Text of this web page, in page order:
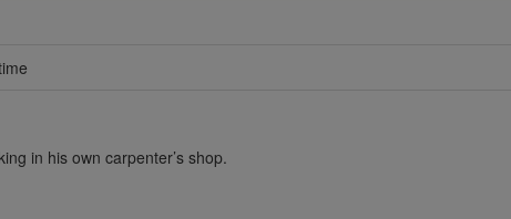
in his own carpenter’s shop.